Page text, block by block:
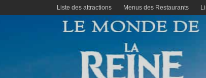
Liste des attractions Menus des Restaurants